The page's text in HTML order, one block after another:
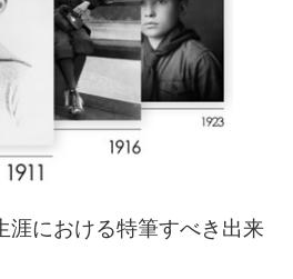
涯における特筆すべき出来